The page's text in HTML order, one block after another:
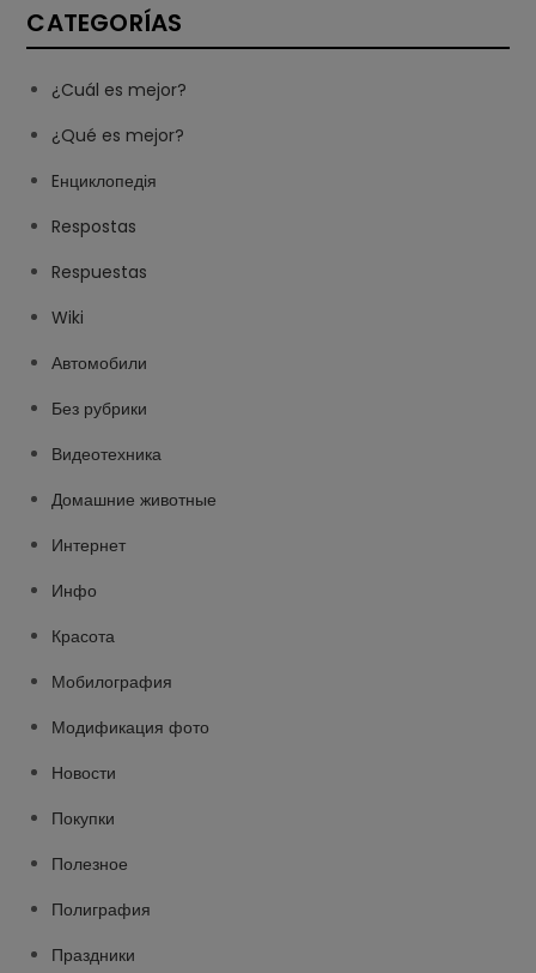
CATEGORÍAS
¿Cuál es mejor?
¿Qué es mejor?
Eнциклопедія
Respostas
Respuestas
Wiki
Автомобили
Без рубрики
Видеотехника
Домашние животные
Интернет
Инфо
Красота
Мобилография
Модификация фото
Новости
Покупки
Полезное
Полиграфия
Праздники